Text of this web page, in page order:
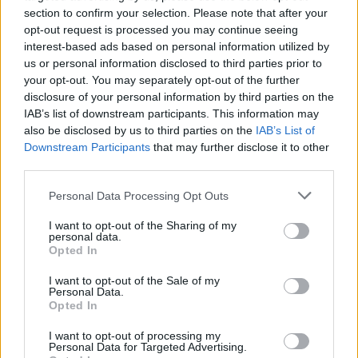
section to confirm your selection. Please note that after your
opt-out request is processed you may continue seeing
interest-based ads based on personal information utilized by
us or personal information disclosed to third parties prior to
your opt-out. You may separately opt-out of the further
disclosure of your personal information by third parties on the
IAB’s list of downstream participants. This information may
also be disclosed by us to third parties on the IAB’s List of
Downstream Participants that may further disclose it to other
Personal Data Processing Opt Outs
I want to opt-out of the Sharing of my
personal data.
Opted In
I want to opt-out of the Sale of my
Personal Data.
Opted In
I want to opt-out of processing my
Personal Data for Targeted Advertising.